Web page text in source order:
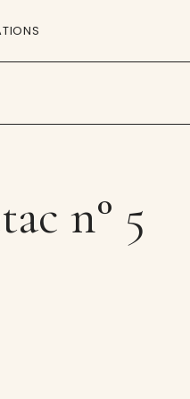
n° 5